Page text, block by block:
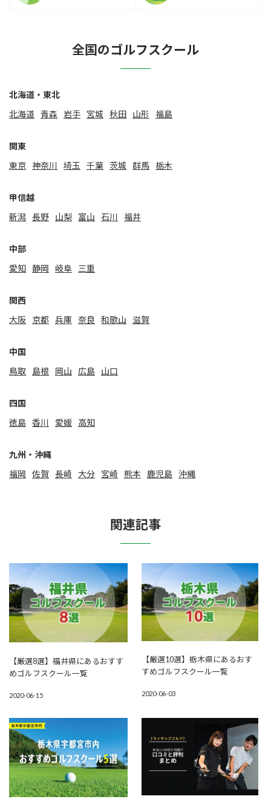
全国のゴルフスクール
北海道・東北
北海道 ⻘森 岩手 宮城 秋田 山形 福島
関東
東京 神奈川 埼玉 千葉 茨城 群馬 栃木
甲信越
新潟 ⻑野 山梨 富山 石川 福井
中部
愛知 静岡 岐阜 三重
関⻄
大阪
京都 兵庫 奈良 和歌山 滋賀
中国
鳥取
島根 岡山 広島 山口
四国
徳島 香川 愛媛 高知
九州・沖縄
福岡
佐賀 ⻑崎 大分 宮崎 熊本 鹿児島 沖縄
関連記事
【厳選8選】福井県にあるおすす
めゴルフスクール一覧
2020-06-15
【厳選10選】栃木県にあるおす
すめゴルフスクール一覧
2020-06-03